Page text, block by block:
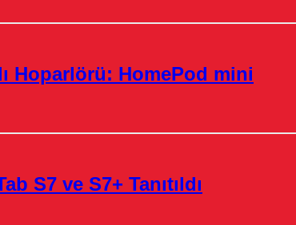
Hoparlörü: HomePod mini
S7 ve S7+ Tanıtıldı